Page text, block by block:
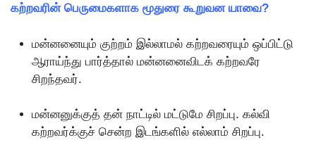
கற்றவரின் பெருமைகளாக மூதுரை கூறுவன யாவை?
மன்னனையும் குற்றம் இல்லாமல் கற்றவரையும் ஒப்பிட்டு
ஆராய்ந்து பார்த்தால் மன்னனைவிடக் கற்றவரே
சிறந்தவர்.
மன்னனுக்குத் தன் நாட்டில் மட்டுமே சிறப்பு. கல்வி
கற்றவர்க்குச் சென்ற இடங்களில் எல்லாம் சிறப்பு.